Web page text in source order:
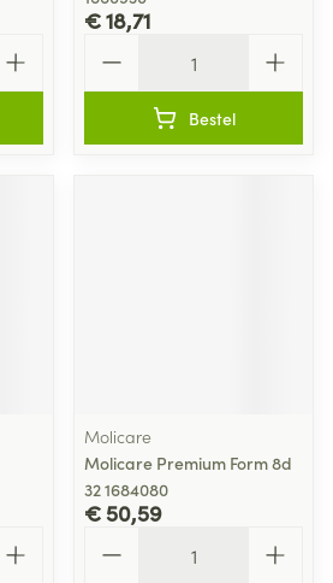
€ 18,71
Bestel
Molicare
Molicare Premium Form 8d
32 1684080
€ 50,59